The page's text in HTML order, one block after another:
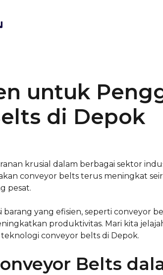
untuk
di Depok
krusial dalam berbagai sektor
conveyor belts terus meningkat
pesat.
barang yang efisien, seperti conveyor
produktivitas. Mari kita
conveyor belts di Depok.
Belts